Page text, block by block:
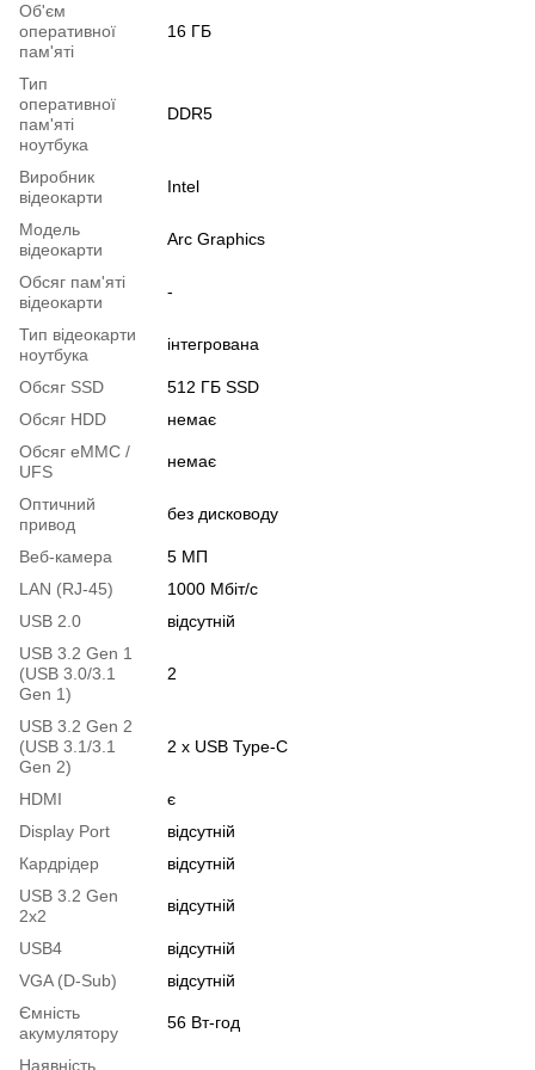
Об'єм
оперативної
пам'яті
16 ГБ
Тип
оперативної
пам'яті
ноутбука
DDR5
Виробник
відеокарти
Intel
Модель
відеокарти
Arc Graphics
Обсяг пам'яті
відеокарти
-
Тип відеокарти
ноутбука
інтегрована
Обсяг SSD
512 ГБ SSD
Обсяг HDD
немає
Обсяг eMMC /
UFS
немає
Оптичний
привод
без дисководу
Веб-камера
5 МП
LAN (RJ-45)
1000 Мбіт/с
USB 2.0
відсутній
USB 3.2 Gen 1
(USB 3.0/3.1
Gen 1)
2
USB 3.2 Gen 2
(USB 3.1/3.1
Gen 2)
2 x USB Type-C
HDMI
є
Display Port
відсутній
Кардрідер
відсутній
USB 3.2 Gen
2x2
відсутній
USB4
відсутній
VGA (D-Sub)
відсутній
Ємність
акумулятору
56 Вт-год
Наявність